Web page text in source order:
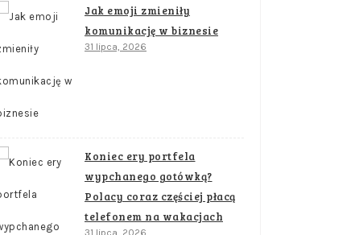
Jak emoji zmieniły
komunikację w biznesie
31 lipca, 2026
Koniec ery portfela
wypchanego gotówką?
Polacy coraz częściej płacą
telefonem na wakacjach
31 lipca, 2026